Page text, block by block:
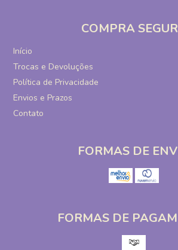
COMPRA
Início
Trocas e Devoluções
Política de Privacidade
Envios e Prazos
Contato
FORMAS DE
FORMAS DE